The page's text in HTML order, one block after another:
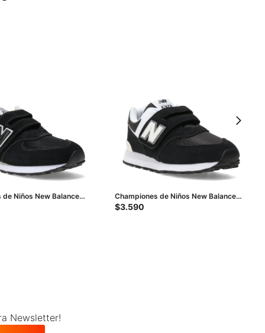
de Niños New Balance
Championes de Niños New Balance
P574 Velcro - Negro - Blanco
$3.590
Newsletter!